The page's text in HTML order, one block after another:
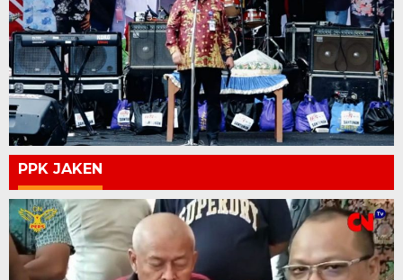
PPK JAKEN